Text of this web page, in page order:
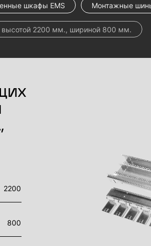
шкафы EMS Монтажные
2200 мм., шириной 800 мм.
2200
800